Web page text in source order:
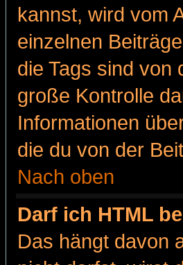
kannst, wird vom
einzelnen
die Tags sind von
große Kontrolle
Informationen
die du von der
Nach oben
Darf ich HTML
Das hängt davon